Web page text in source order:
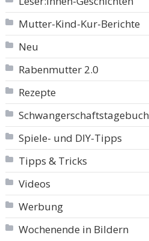
Mutter-Kind-Kur-Berichte
Neu
Rabenmutter 2.0
Rezepte
Schwangerschaftstagebuch
Spiele- und DIY-Tipps
Tipps & Tricks
Videos
Werbung
Wochenende in Bildern